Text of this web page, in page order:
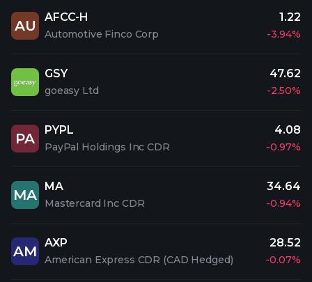
AU
AFCC-H
Automotive Finco Corp
1.22
-3.94%
GSY
goeasy Ltd
47.62
-2.50%
PA
PYPL
PayPal Holdings Inc CDR
4.08
-0.97%
MA
MA
Mastercard Inc CDR
34.64
-0.94%
AM
AXP
American Express CDR (CAD Hedged)
28.52
-0.07%